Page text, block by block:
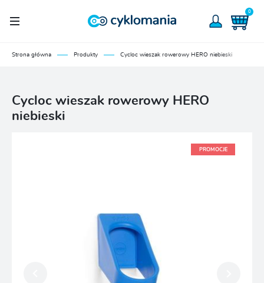
0
Strona główna Produkty Cycloc wieszak rowerowy HERO niebieski
Cycloc wieszak rowerowy HERO
niebieski
PROMOCJE